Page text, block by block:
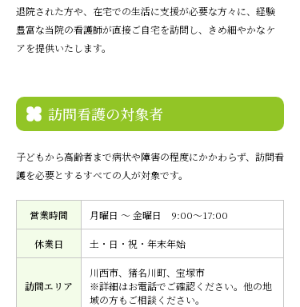
お問い合わせ（面会方法について）
リモート面会予約
お問い合わせフォーム
お知らせアクセス採用情報サイトマップ
退院された方や、在宅での生活に支援が必要な方々に、経験
豊富な当院の看護師が直接ご自宅を訪問し、きめ細やかなケ
アを提供いたします。
訪問看護の対象者
子どもから高齢者まで病状や障害の程度にかかわらず、訪問看
護を必要とするすべての人が対象です。
営業時間 月曜日 〜 金曜日 9:00〜17:00
休業日 土・日・祝・年末年始
訪問エリア
川西市、猪名川町、宝塚市
※詳細はお電話でご確認ください。他の地
域の方もご相談ください。